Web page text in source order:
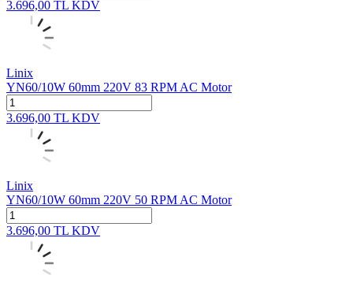
3.696,00 TL KDV
Linix
YN60/10W 60mm 220V 83 RPM AC Motor
3.696,00 TL KDV
Linix
YN60/10W 60mm 220V 50 RPM AC Motor
3.696,00 TL KDV